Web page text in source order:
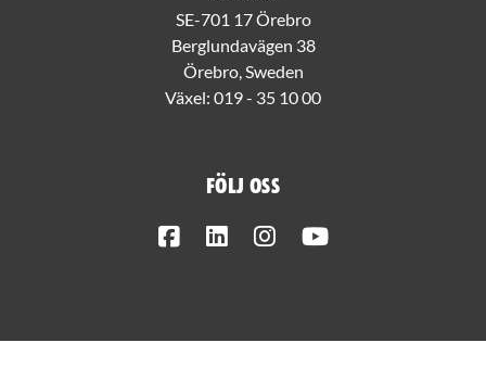
SE-701 17 Örebro
Berglundavägen 38
Örebro, Sweden
Växel: 019 - 35 10 00
Följ oss
FacebookLinkedInInstagram